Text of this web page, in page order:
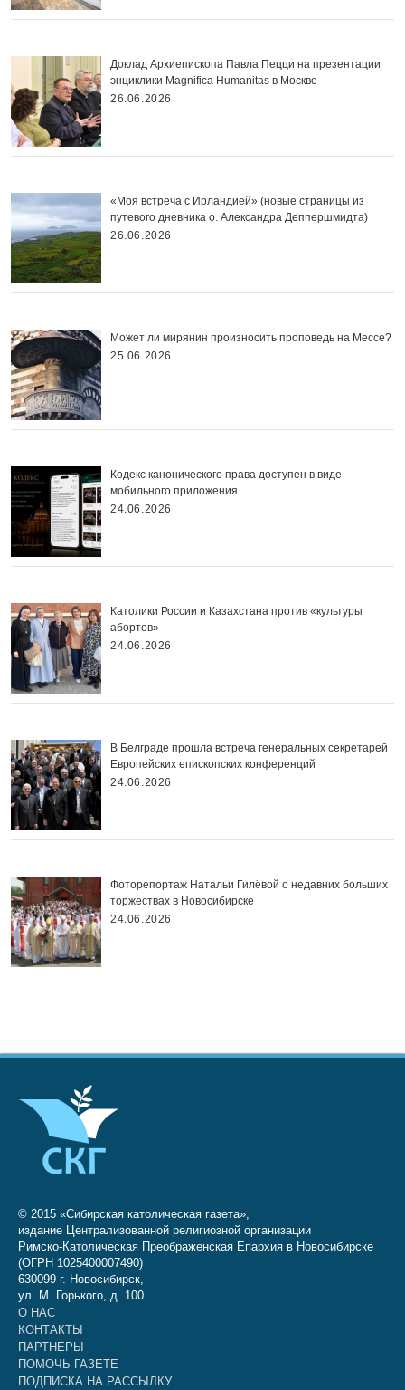
Доклад Архиепископа Павла Пецци на презентации
энциклики Magnifica Нumanitas в Москве
26.06.2026
«Моя встреча с Ирландией» (новые страницы из
путевого дневника о. Александра Деппершмидта)
26.06.2026
Может ли мирянин произносить проповедь на Мессе?
25.06.2026
Кодекс канонического права доступен в виде
мобильного приложения
24.06.2026
Католики России и Казахстана против «культуры
абортов»
24.06.2026
В Белграде прошла встреча генеральных секретарей
Европейских епископских конференций
24.06.2026
Фоторепортаж Натальи Гилёвой о недавних больших
торжествах в Новосибирске
24.06.2026
© 2015 «Сибирская католическая газета»,
издание Централизованной религиозной организации
Римско-Католическая Преображенская Епархия в Новосибирске
(ОГРН 1025400007490)
630099 г. Новосибирск,
ул. М. Горького, д. 100
О НАС
КОНТАКТЫ
ПАРТНЕРЫ
ПОМОЧЬ ГАЗЕТЕ
ПОДПИСКА НА РАССЫЛКУ